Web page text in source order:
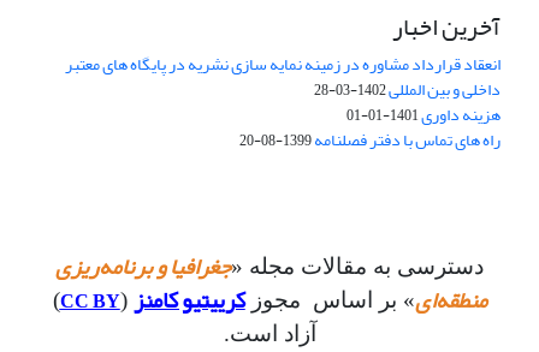
آخرین اخبار
انعقاد قرارداد مشاوره در زمینه نمایه سازی نشریه در پایگاه های معتبر
داخلی و بین المللی1402-03-28
هزینه داوری1401-01-01
راه های تماس با دفتر فصلنامه1399-08-20
دسترسی به مقالات مجله «جغرافیا و برنامه‌ریزی
منطقه‌ای» بر اساس مجوزکرییتیو کامنز (
CC BY
)
آزاد است.